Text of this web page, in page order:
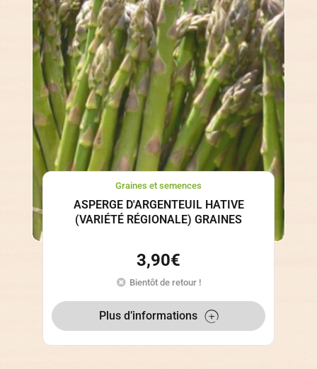
Graines et semences
ASPERGE D'ARGENTEUIL HATIVE
(VARIÉTÉ RÉGIONALE) GRAINES
3,90€
Bientôt de retour !
Plus d’informations